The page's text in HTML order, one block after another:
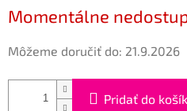
Momentálne
Môžeme doručiť do: 21.9.2026
Pridať do